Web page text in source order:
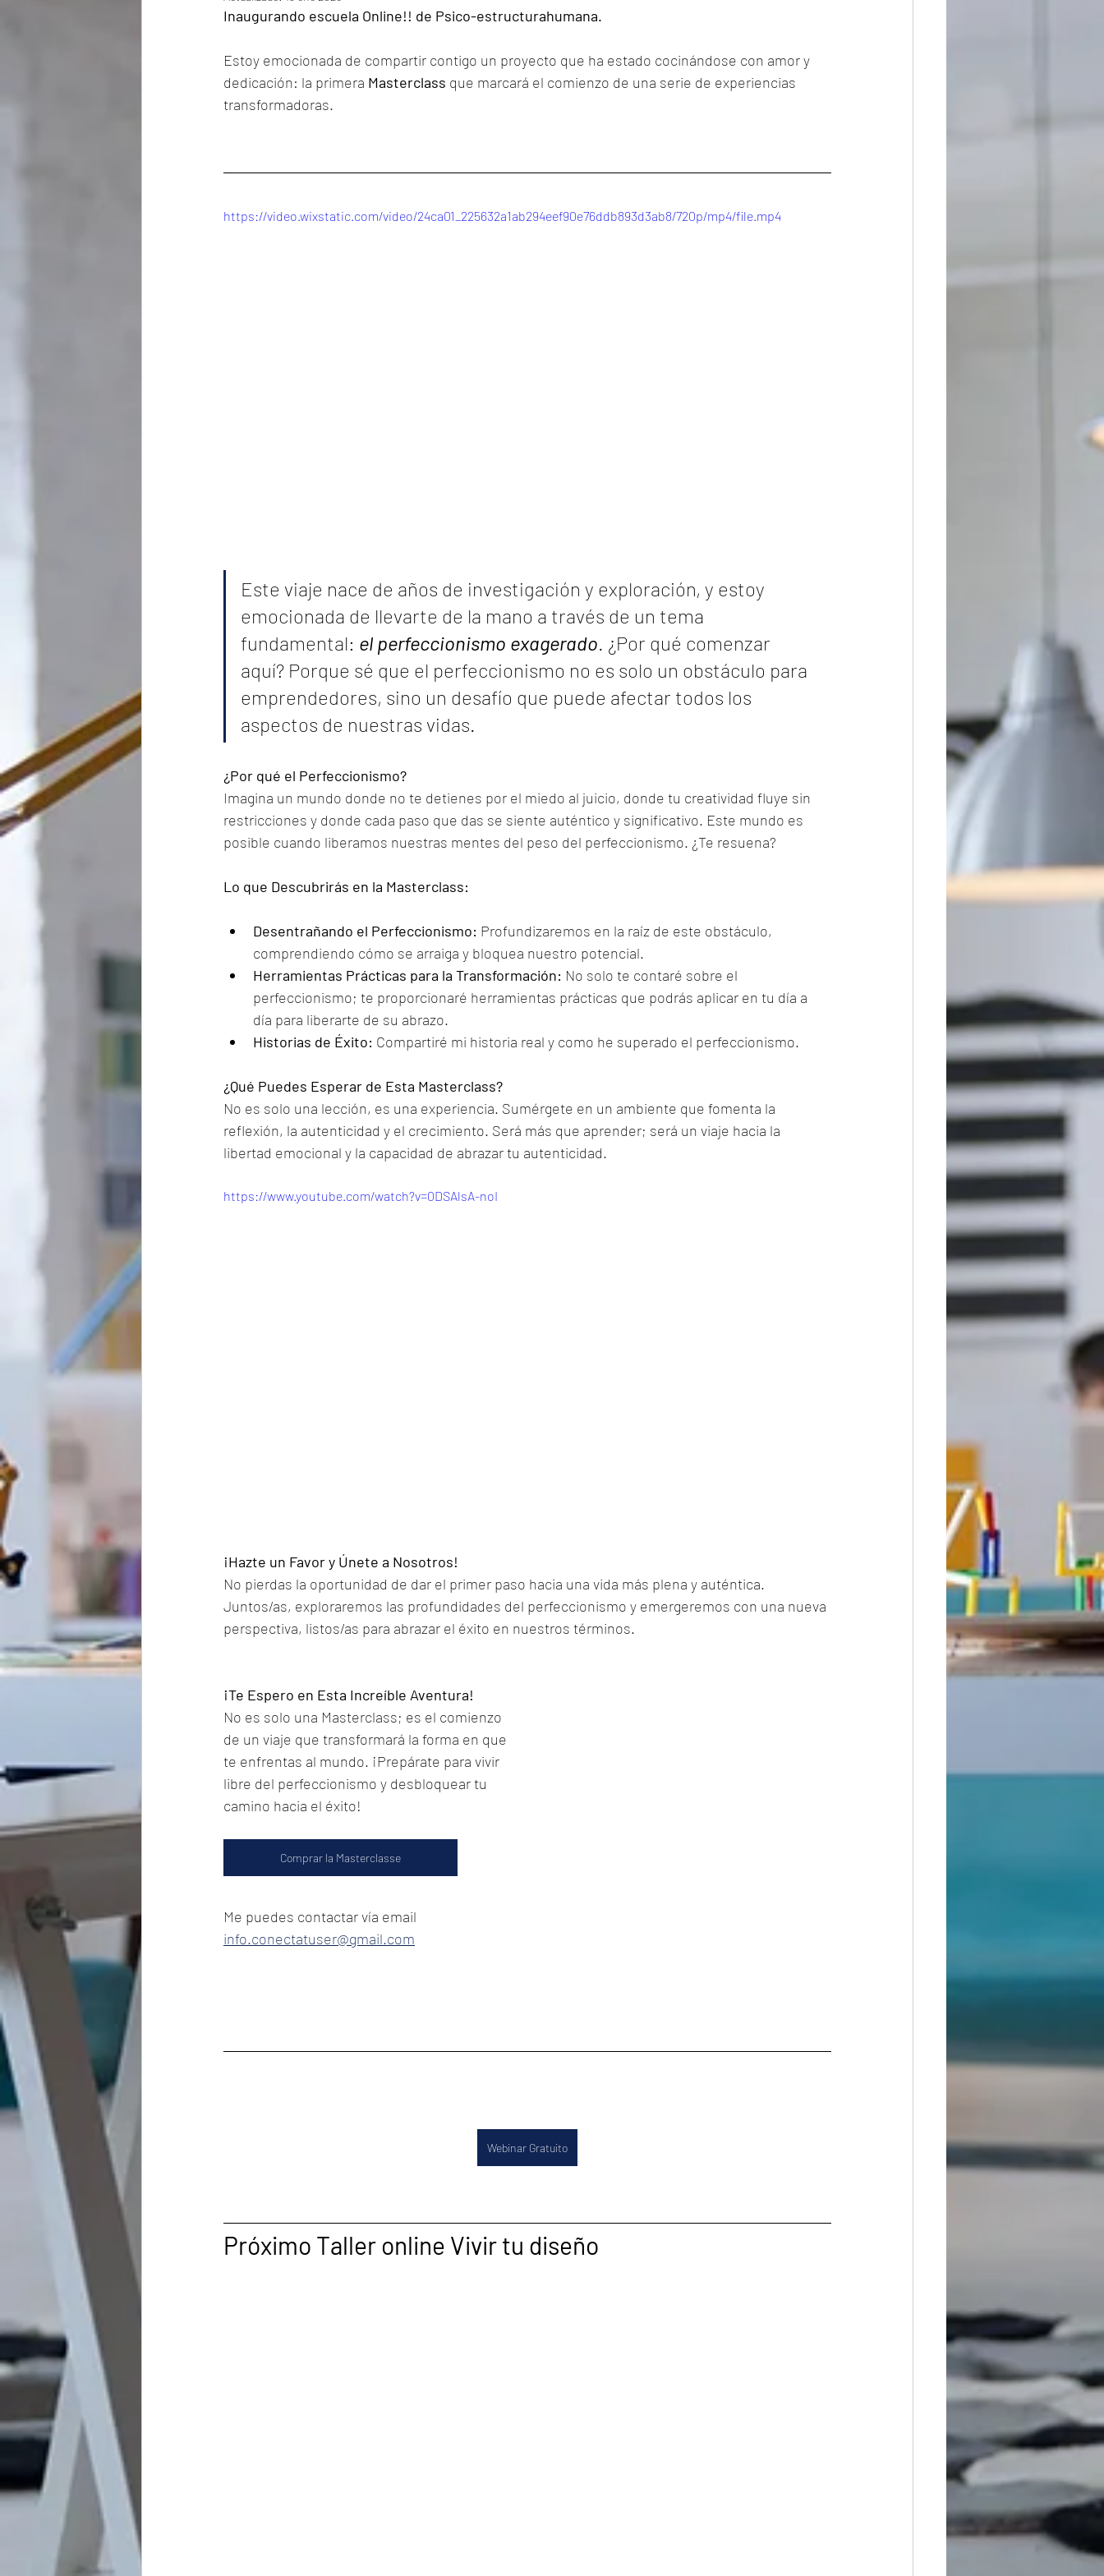
Inaugurando escuela Online!! de Psico-estructurahumana.
Estoy emocionada de compartir contigo un proyecto que ha estado cocinándose con amor y
dedicación: la primera Masterclass que marcará el comienzo de una serie de experiencias
transformadoras.
https://video.wixstatic.com/video/24ca01_225632a1ab294eef90e76ddb893d3ab8/720p/mp4/file.mp4
Este viaje nace de años de investigación y exploración, y estoy
emocionada de llevarte de la mano a través de un tema
fundamental: el perfeccionismo exagerado. ¿Por qué comenzar
aquí? Porque sé que el perfeccionismo no es solo un obstáculo para
emprendedores, sino un desafío que puede afectar todos los
aspectos de nuestras vidas.
¿Por qué el Perfeccionismo?
Imagina un mundo donde no te detienes por el miedo al juicio, donde tu creatividad fluye sin
restricciones y donde cada paso que das se siente auténtico y significativo. Este mundo es
posible cuando liberamos nuestras mentes del peso del perfeccionismo. ¿Te resuena?
Lo que Descubrirás en la Masterclass:
Desentrañando el Perfeccionismo: Profundizaremos en la raíz de este obstáculo,
comprendiendo cómo se arraiga y bloquea nuestro potencial.
Herramientas Prácticas para la Transformación: No solo te contaré sobre el
perfeccionismo; te proporcionaré herramientas prácticas que podrás aplicar en tu día a
día para liberarte de su abrazo.
Historias de Éxito: Compartiré mi historia real y como he superado el perfeccionismo.
¿Qué Puedes Esperar de Esta Masterclass?
No es solo una lección, es una experiencia. Sumérgete en un ambiente que fomenta la
reflexión, la autenticidad y el crecimiento. Será más que aprender; será un viaje hacia la
libertad emocional y la capacidad de abrazar tu autenticidad.
https://www.youtube.com/watch?v=0DSAlsA-noI
¡Hazte un Favor y Únete a Nosotros!
No pierdas la oportunidad de dar el primer paso hacia una vida más plena y auténtica.
Juntos/as, exploraremos las profundidades del perfeccionismo y emergeremos con una nueva
perspectiva, listos/as para abrazar el éxito en nuestros términos.
¡Te Espero en Esta Increíble Aventura!
No es solo una Masterclass; es el comienzo
de un viaje que transformará la forma en que
te enfrentas al mundo. ¡Prepárate para vivir
libre del perfeccionismo y desbloquear tu
camino hacia el éxito!
Comprar la Masterclasse
Me puedes contactar vía email
info.conectatuser@gmail.com
Webinar Gratuito
Próximo Taller online Vivir tu diseño